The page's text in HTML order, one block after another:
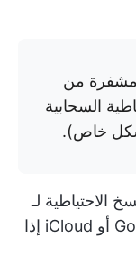
محادثات WhatsApp مشفرة من
السحابية
خاص).
الاحتياطية لـ
WhatsApp المخزنة على Google Drive أو iCloud إذا